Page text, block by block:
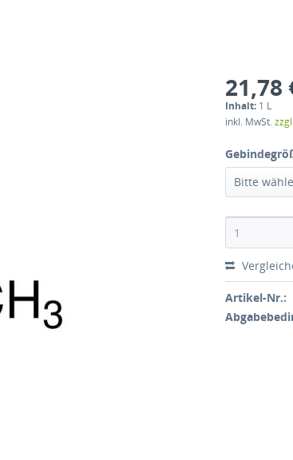
21,78
Inhalt: 1 L
inkl. MwSt.
Bitte
Artikel-Nr.: